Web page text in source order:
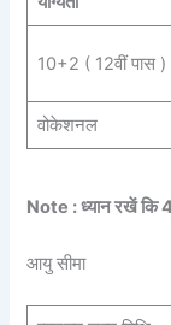
10+2 ( 12वीं पास )
वोकेशनल
Note : ध्यान रखें कि
आयु सीमा